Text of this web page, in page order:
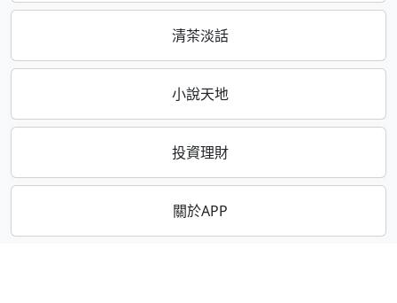
清茶淡話
小說天地
投資理財
關於APP